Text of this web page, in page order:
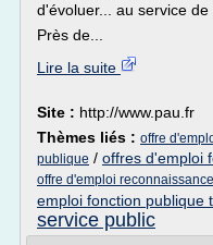
d'évoluer... au service de
Près de...
Lire la suite
Site : http://www.pau.fr
Thèmes liés : offre
publique / offres d'emploi
offre d'emploi
emploi fonction publique
service public